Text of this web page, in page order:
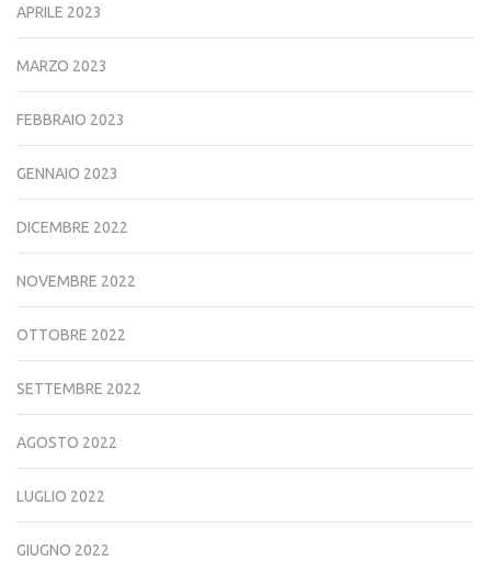
APRILE 2023
MARZO 2023
FEBBRAIO 2023
GENNAIO 2023
DICEMBRE 2022
NOVEMBRE 2022
OTTOBRE 2022
SETTEMBRE 2022
AGOSTO 2022
LUGLIO 2022
GIUGNO 2022